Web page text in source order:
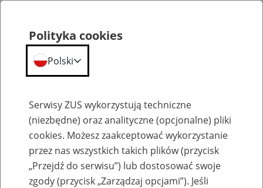
Świadczenia przedemerytalne
Polityka cookies
Polski
Serwisy ZUS wykorzystują techniczne
(niezbędne) oraz analityczne (opcjonalne) pliki
cookies. Możesz zaakceptować wykorzystanie
przez nas wszystkich takich plików (przycisk
„Przejdź do serwisu”) lub dostosować swoje
zgody (przycisk „Zarządzaj opcjami”). Jeśli